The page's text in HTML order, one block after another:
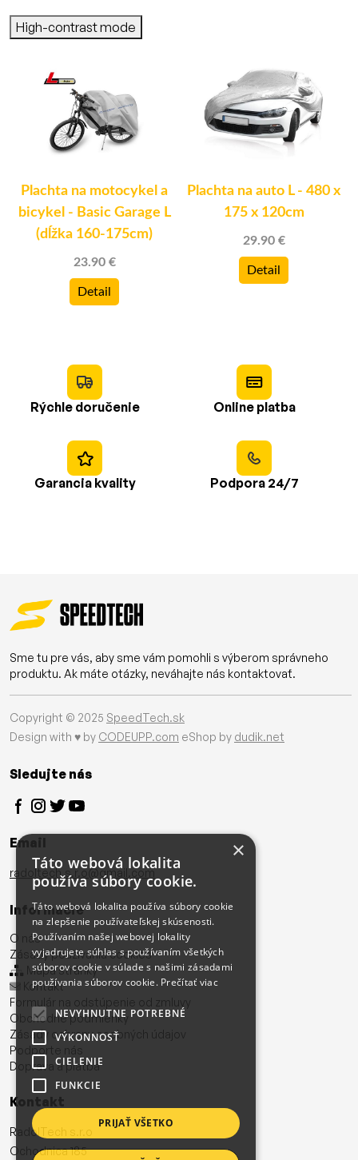
High-contrast mode
Plachta na motocykel a
bicykel - Basic Garage L
(dĺžka 160-175cm)
23.90 €
Detail
Plachta na auto L - 480 x
175 x 120cm
29.90 €
Detail
Rýchle doručenie Online platba
Garancia kvality Podpora 24/7
Sme tu pre vás, aby sme vám pomohli s výberom správneho
produktu. Ak máte otázky, neváhajte nás kontaktovať.
Copyright © 2025 SpeedTech.sk
Design with ♥ by CODEUPP.com eShop by dudik.net
Sledujte nás
Email
radoltech.s.r.o@gmail.com
Informácie
O nás
Zásady používania cookies
Mapa stránky
Kontakt
Formulár na odstúpenie od zmluvy
Obchodné podmienky
Zásady ochrany osobných údajov
Podporte nás
Doprava a platba
Kontakt
RadolTech s.r.o
Ochodnica 185
×
Táto webová lokalita
používa súbory cookie.
Táto webová lokalita používa súbory cookie
na zlepšenie používateľskej skúsenosti.
Používaním našej webovej lokality
vyjadrujete súhlas s používaním všetkých
súborov cookie v súlade s našimi zásadami
používania súborov cookie. Prečítať viac
NEVYHNUTNE POTREBNÉ
VÝKONNOSŤ
CIELENIE
FUNKCIE
PRIJAŤ VŠETKO